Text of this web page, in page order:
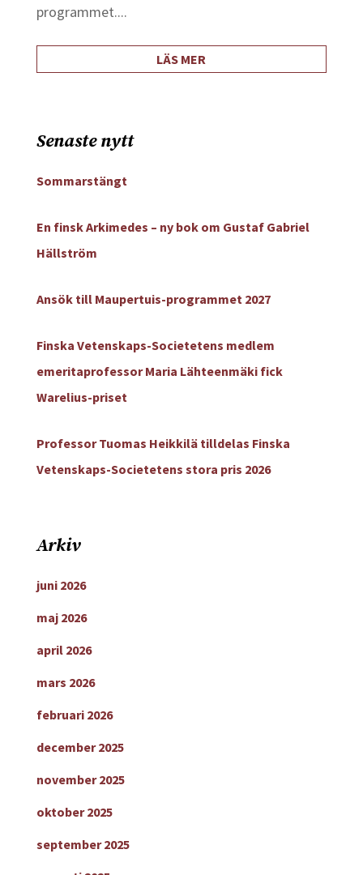
programmet....
LÄS MER
Senaste nytt
Sommarstängt
En finsk Arkimedes – ny bok om Gustaf Gabriel
Hällström
Ansök till Maupertuis-programmet 2027
Finska Vetenskaps-Societetens medlem
emeritaprofessor Maria Lähteenmäki fick
Warelius-priset
Professor Tuomas Heikkilä tilldelas Finska
Vetenskaps-Societetens stora pris 2026
Arkiv
juni 2026
maj 2026
april 2026
mars 2026
februari 2026
december 2025
november 2025
oktober 2025
september 2025